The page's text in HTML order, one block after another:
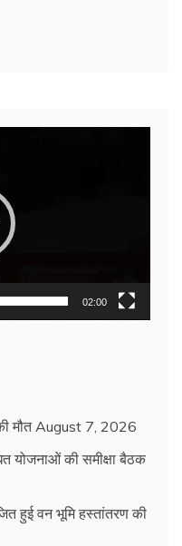
02:00
मौत August 7, 2026
योजनाओं की समीक्षा बैठक
हुई वन भूमि हस्तांतरण की